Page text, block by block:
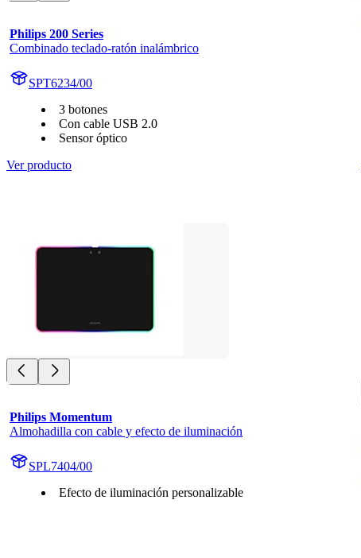
Philips 200 Series
Combinado teclado-ratón inalámbrico
SPT6234/00
3 botones
Con cable USB 2.0
Sensor óptico
Ver producto
Philips Momentum
Almohadilla con cable y efecto de iluminación
SPL7404/00
Efecto de iluminación personalizable